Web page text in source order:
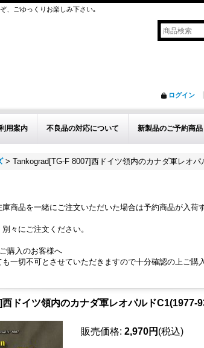
、ごゆっくりお楽しみ下さい｡
ログイン
用案内 不良品の対応について 新製品のご予約商品
> Tankograd[TG-F 8007]西ドイツ領内のカナダ軍レオパ
商品を一緒にご注文いただいた場合は予約商品が入荷
々にご注文ください。
購入のお客様へ
一切不可とさせていただきますので十分確認の上ご購
ドイツ領内のカナダ軍レオパルドC1(1977-
販売価格: 2,970円 (税込)